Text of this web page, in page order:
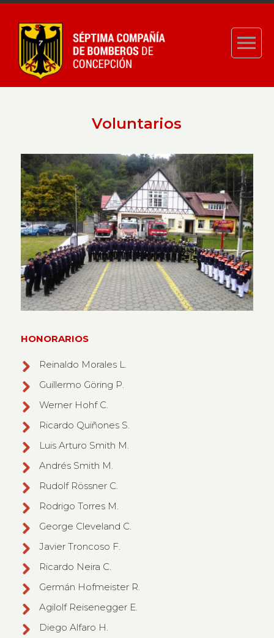
Voluntarios
HONORARIOS
Reinaldo Morales L.
Guillermo Göring P.
Werner Hohf C.
Ricardo Quiñones S.
Luis Arturo Smith M.
Andrés Smith M.
Rudolf Rössner C.
Rodrigo Torres M.
George Cleveland C.
Javier Troncoso F.
Ricardo Neira C.
Germán Hofmeister R.
Agilolf Reisenegger E.
Diego Alfaro H.